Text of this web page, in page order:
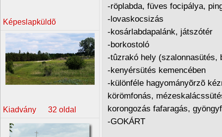
Képeslapküldõ
Kiadvány 32 oldal
-röplabda, füves focipálya,
-lovaskocsizás
-kosárlabdapalánk, játszótér
-borkostoló
-tûzrakó hely (szalonnasütés,
-kenyérsütés kemencében
-különféle hagyományõrzõ
körömfonás,
korongozás fafaragás,
-GOKÁRT